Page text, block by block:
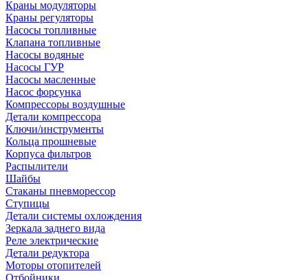
Краны модуляторы
Краны регуляторы
Насосы топливные
Клапана топливные
Насосы водяные
Насосы ГУР
Насосы масленные
Насос форсунка
Компрессоры воздушные
Детали компрессора
Ключи/инструменты
Кольца прошневые
Корпуса фильтров
Распылители
Шайбы
Стаканы пневморессор
Ступицы
Детали системы охлождения
Зеркала заднего вида
Реле электрические
Детали редуктора
Моторы отопителей
Отбойники